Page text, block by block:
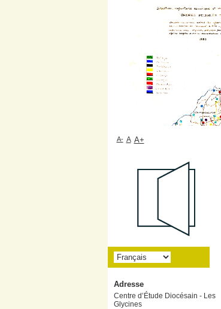
A- A A+
Adresse
Centre d’Étude Diocésain - Les
Glycines